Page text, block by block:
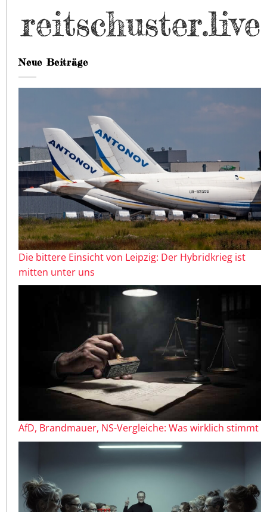
Neue Beiträge
Die bittere Einsicht von Leipzig: Der Hybridkrieg ist
mitten unter uns
AfD, Brandmauer, NS-Vergleiche: Was wirklich stimmt